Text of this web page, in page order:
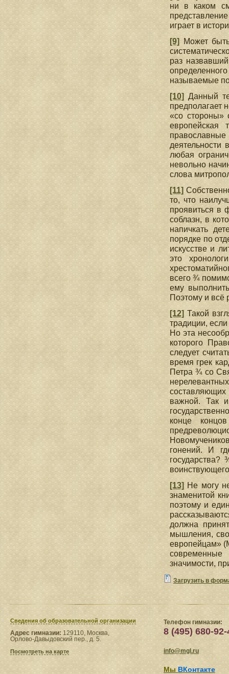
ни в каком
играет в
[9]
Может
раз
называемые
[10] Данный
предполагает
«со стороны»
европейская
любая
невольно
слова
[11]
то, что
проявиться в
соблазн, в
напичкать
порядке по
искусстве и
это
всего ¾
ему
Поэтому и всё
[12] Такой
традиции,
Но эта
которого
следует
время грек
Петра ¾ со
важной. Так
конце
гонений. И
[13] Не могу
знаменитой
поэтому и
должна
мышления,
европейцам»
современные
значимости,
Загрузить в
Сведения​ об образовательной организации
Адрес гимназии: 129110, Москва,
Орлово-Давыдовский пер., д. 5.
Посмотреть на карте
Телефон гимназии:
8 (495) 680-92-
info@mgl.ru
Мы ВКонтакте